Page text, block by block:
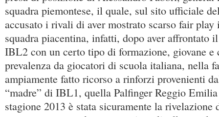
squadra piemontese, il quale, sul sito ufficiale
accusato i rivali di aver mostrato scarso fair
squadra piacentina, infatti, dopo aver affrontato
IBL2 con un certo tipo di formazione, giovane e
prevalenza da giocatori di scuola italiana, nella
ampiamente fatto ricorso a rinforzi provenienti
“madre” di IBL1, quella Palfinger Reggio
stagione 2013 è stata sicuramente la